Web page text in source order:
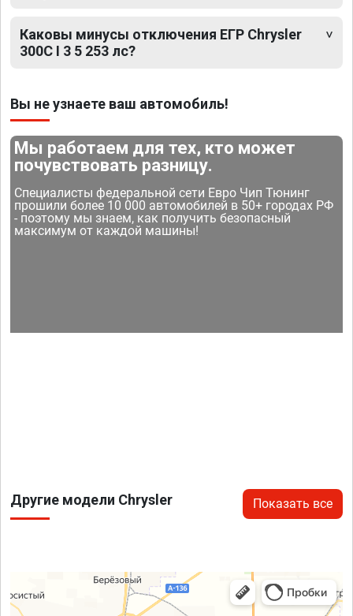
Каковы минусы отключения ЕГР Chrysler
300C I 3 5 253 лс?
Вы не узнаете ваш автомобиль!
Мы работаем для тех, кто может
почувствовать разницу.
Специалисты федеральной сети Евро Чип Тюнинг
прошили более 10 000 автомобилей в 50+ городах РФ
- поэтому мы знаем, как получить безопасный
максимум от каждой машины!
Другие модели Chrysler Показать все